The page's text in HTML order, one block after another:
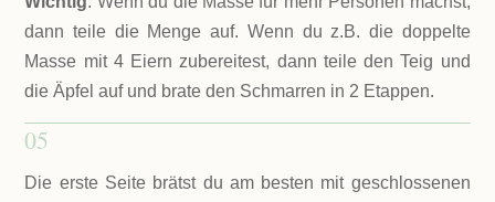
dann teile die Menge auf. Wenn du z.B. die doppelte
Masse mit 4 Eiern zubereitest, dann teile den Teig und
die Äpfel auf und brate den Schmarren in 2 Etappen.
05
Die erste Seite brätst du am besten mit geschlossenen